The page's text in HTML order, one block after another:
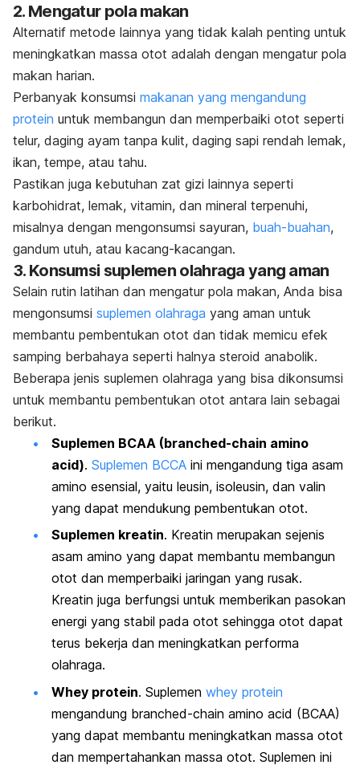
2. Mengatur pola makan
Alternatif metode lainnya yang tidak kalah penting untuk
meningkatkan massa otot adalah dengan mengatur pola
makan harian.
Perbanyak konsumsi makanan yang mengandung
protein untuk membangun dan memperbaiki otot seperti
telur, daging ayam tanpa kulit, daging sapi rendah lemak,
ikan, tempe, atau tahu.
Pastikan juga kebutuhan zat gizi lainnya seperti
karbohidrat, lemak, vitamin, dan mineral terpenuhi,
misalnya dengan mengonsumsi sayuran, buah-buahan,
gandum utuh, atau kacang-kacangan.
3. Konsumsi suplemen olahraga yang aman
Selain rutin latihan dan mengatur pola makan, Anda bisa
mengonsumsi suplemen olahraga yang aman untuk
membantu pembentukan otot dan tidak memicu efek
samping berbahaya seperti halnya steroid anabolik.
Beberapa jenis suplemen olahraga yang bisa dikonsumsi
untuk membantu pembentukan otot antara lain sebagai
berikut.
Suplemen BCAA (branched-chain amino
acid). Suplemen BCCA ini mengandung tiga asam
amino esensial, yaitu leusin, isoleusin, dan valin
yang dapat mendukung pembentukan otot.
Suplemen kreatin. Kreatin merupakan sejenis
asam amino yang dapat membantu membangun
otot dan memperbaiki jaringan yang rusak.
Kreatin juga berfungsi untuk memberikan pasokan
energi yang stabil pada otot sehingga otot dapat
terus bekerja dan meningkatkan performa
olahraga.
Whey protein. Suplemen whey protein
mengandung branched-chain amino acid (BCAA)
yang dapat membantu meningkatkan massa otot
dan mempertahankan massa otot. Suplemen ini